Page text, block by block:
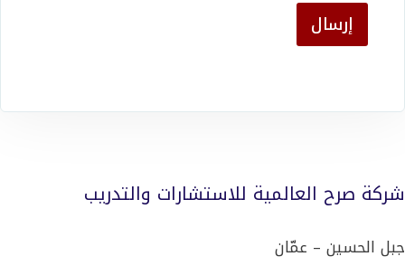
إرسال
شركة صرح العالمية للاستشارات والتدريب
جبل الحسين – عمّان